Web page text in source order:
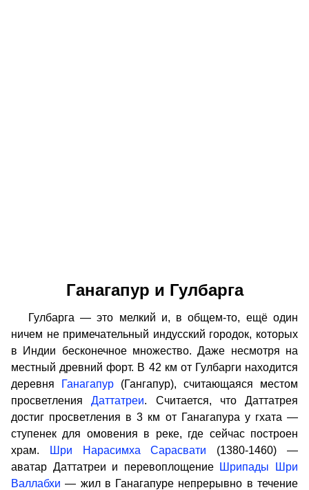
Ганагапур и Гулбарга
Гулбарга — это мелкий и, в общем-то, ещё один
ничем не примечательный индусский городок, которых
в Индии бесконечное множество. Даже несмотря на
местный древний форт. В 42 км от Гулбарги находится
деревня
Ганагапур (Гангапур), считающаяся местом
просветленияДаттатреи. Считается, что Даттатрея
достиг просветления в 3 км от Ганагапура у гхата —
ступенек для омовения в реке, где сейчас построен
храм.
Шри Нарасимха Сарасвати (1380-1460) —
аватар Даттатреи и перевоплощение
Шрипады Шри
Валлабхи — жил в Ганагапуре непрерывно в течение